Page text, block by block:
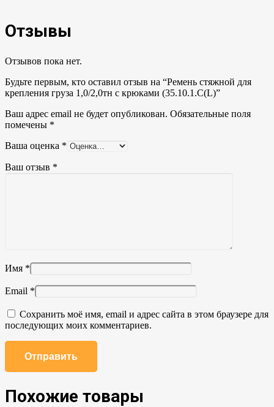
Отзывы
Отзывов пока нет.
Будьте первым, кто оставил отзыв на “Ремень стяжной для
крепления груза 1,0/2,0тн с крюками (35.10.1.С(L)”
Ваш адрес email не будет опубликован. Обязательные поля
помечены *
Ваша оценка *
Ваш отзыв *
Имя *
Email *
Сохранить моё имя, email и адрес сайта в этом браузере для
последующих моих комментариев.
Похожие товары